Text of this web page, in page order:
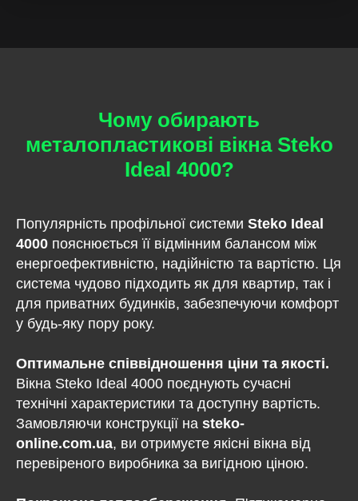
Чому обирають
металопластикові вікна Steko
Ideal 4000?
Популярність профільної системи Steko Ideal
4000 пояснюється її відмінним балансом між
енергоефективністю, надійністю та вартістю. Ця
система чудово підходить як для квартир, так і
для приватних будинків, забезпечуючи комфорт
у будь-яку пору року.
Оптимальне співвідношення ціни та якості.
Вікна Steko Ideal 4000 поєднують сучасні
технічні характеристики та доступну вартість.
Замовляючи конструкції на steko-
online.com.ua, ви отримуєте якісні вікна від
перевіреного виробника за вигідною ціною.